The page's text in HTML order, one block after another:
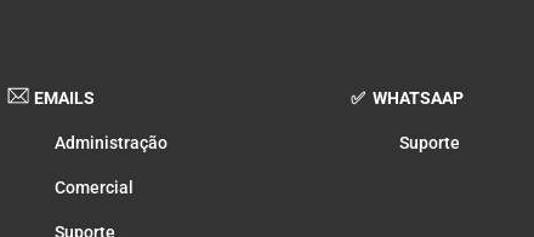
EMAILS
Administração
Comercial
Suporte
✅ WHATSAAP
Suporte